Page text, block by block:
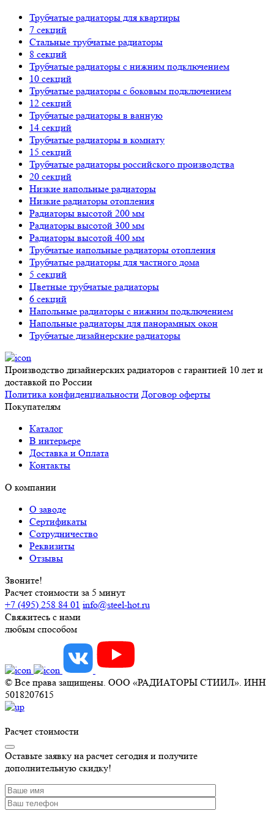
Трубчатые радиаторы для квартиры
7 секций
Стальные трубчатые радиаторы
8 секций
Трубчатые радиаторы с нижним подключением
10 секций
Трубчатые радиаторы с боковым подключением
12 секций
Трубчатые радиаторы в ванную
14 секций
Трубчатые радиаторы в комнату
15 секций
Трубчатые радиаторы российского производства
20 секций
Низкие напольные радиаторы
Низкие радиаторы отопления
Радиаторы высотой 200 мм
Радиаторы высотой 300 мм
Радиаторы высотой 400 мм
Трубчатые напольные радиаторы отопления
Трубчатые радиаторы для частного дома
5 секций
Цветные трубчатые радиаторы
6 секций
Напольные радиаторы с нижним подключением
Напольные радиаторы для панорамных окон
Трубчатые дизайнерские радиаторы
Производство дизайнерских радиаторов с гарантией 10 лет и
доставкой по России
Политика конфиденциальности Договор оферты
Покупателям
Каталог
В интерьере
Доставка и Оплата
Контакты
О компании
О заводе
Сертификаты
Сотрудничество
Реквизиты
Отзывы
Звоните!
Расчет стоимости за 5 минут
+7 (495) 258 84 01 info@steel-hot.ru
Свяжитесь с нами
любым способом
© Все права защищены. ООО «РАДИАТОРЫ СТИИЛ». ИНН
5018207615
Расчет стоимости
Оставьте заявку на расчет сегодня и получите
дополнительную скидку!